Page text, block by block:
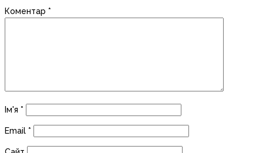
Коментар *
Ім'я *
Email *